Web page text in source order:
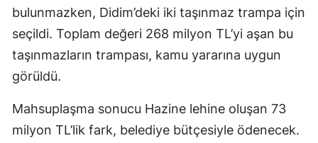
bulunmazken, Didim’deki iki taşınmaz trampa için
seçildi. Toplam değeri 268 milyon TL’yi aşan bu
taşınmazların trampası, kamu yararına uygun
görüldü.
Mahsuplaşma sonucu Hazine lehine oluşan 73
milyon TL’lik fark, belediye bütçesiyle ödenecek.